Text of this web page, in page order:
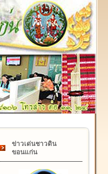
๑๗ กุมภาพันธ์ "วันคล้ายวันสถา
ข่าวเด่นชาวดิน
ขอนแก่น